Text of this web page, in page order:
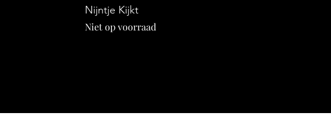
Nijntje Kijkt
Niet op voorraad